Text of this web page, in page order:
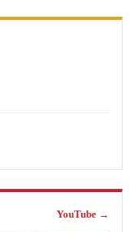
YouTube →